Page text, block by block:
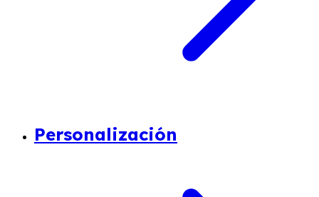
Personalización